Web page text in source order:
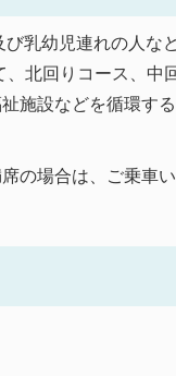
乳幼児連れの人な
北回りコース、中
施設などを循環す
の場合は、ご乗車